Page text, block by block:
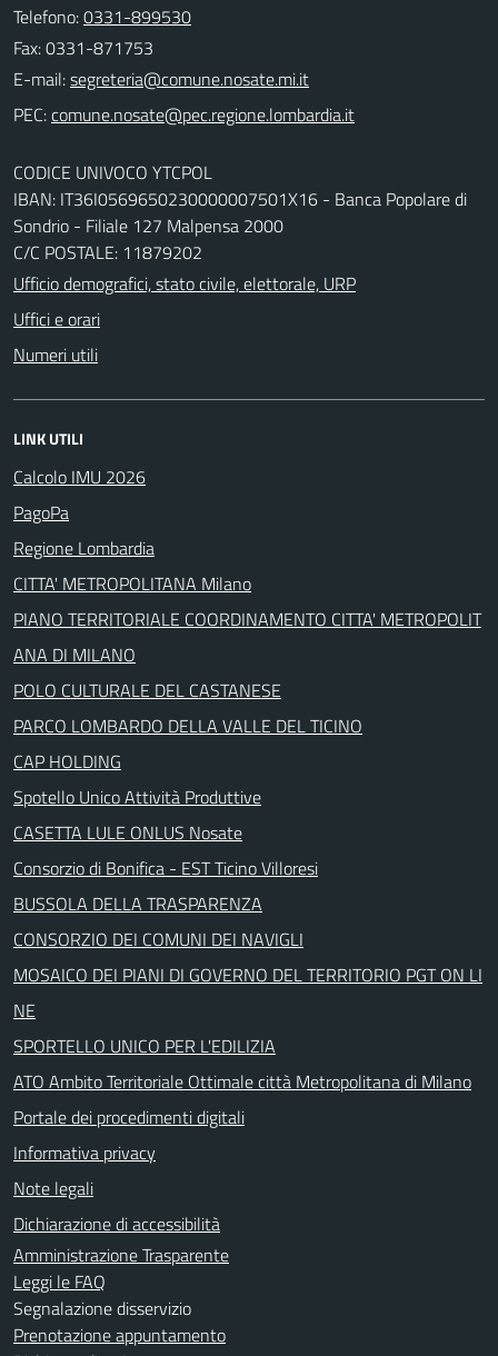
Telefono:0331-899530
Fax: 0331-871753
E-mail:
PEC:
CODICE UNIVOCO YTCPOL
IBAN: IT36I0569650230000007501X16 - Banca Popolare di
Sondrio - Filiale 127 Malpensa 2000
C/C POSTALE: 11879202
Ufficio demografici, stato civile, elettorale, URP
Uffici e orari
Numeri utili
LINK UTILI
Calcolo IMU 2026
PagoPa
Regione Lombardia
CITTA' METROPOLITANA Milano
PIANO TERRITORIALE COORDINAMENTO CITTA' METROPOLIT
ANA DI MILANO
POLO CULTURALE DEL CASTANESE
PARCO LOMBARDO DELLA VALLE DEL TICINO
CAP HOLDING
Spotello Unico Attività Produttive
CASETTA LULE ONLUS Nosate
Consorzio di Bonifica - EST Ticino Villoresi
BUSSOLA DELLA TRASPARENZA
CONSORZIO DEI COMUNI DEI NAVIGLI
MOSAICO DEI PIANI DI GOVERNO DEL TERRITORIO PGT ON LI
NE
SPORTELLO UNICO PER L'EDILIZIA
ATO Ambito Territoriale Ottimale città Metropolitana di Milano
Portale dei procedimenti digitali
Informativa privacy
Note legali
Dichiarazione di accessibilità
Amministrazione Trasparente
Leggi le FAQ
Segnalazione disservizio
Prenotazione appuntamento